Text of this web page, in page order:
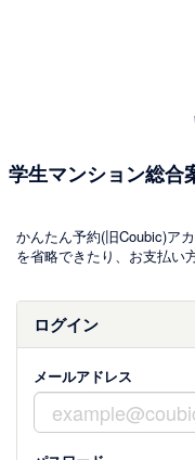
学生マンション総合
かんたん予約(旧Coubic)ア
を省略できたり、お支払い
ログイン
メールアドレス